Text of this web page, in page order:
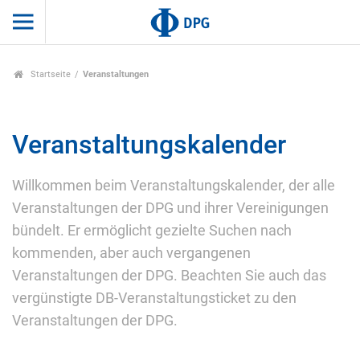
Startseite Veranstaltungen
Veranstaltungskalender
Willkommen beim Veranstaltungskalender, der alle
Veranstaltungen der DPG und ihrer Vereinigungen
bündelt. Er ermöglicht gezielte Suchen nach
kommenden, aber auch vergangenen
Veranstaltungen der DPG. Beachten Sie auch das
vergünstigte DB-Veranstaltungsticket zu den
Veranstaltungen der DPG.